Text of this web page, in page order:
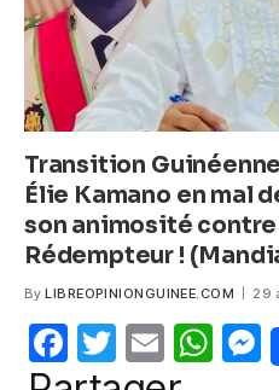
Transition
Élie Kamano en mal
son animosité
Rédempteur !
By LIBREOPINIONGUINEE.COM 29
F
T
E
W